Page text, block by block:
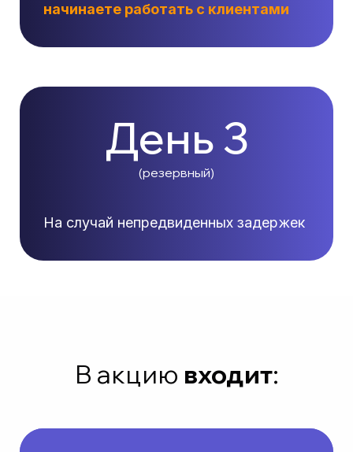
начинаете работать с клиентами
День 3
(резервный)
На случай непредвиденных задержек
В акцию входит: